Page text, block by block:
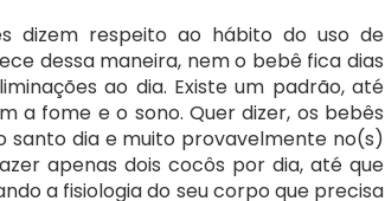
dizem respeito ao hábito do uso de
dessa maneira, nem o bebê fica dias
ao dia. Existe um padrão, até
a fome e o sono. Quer dizer, os bebês
santo dia e muito provavelmente no(s)
apenas dois cocôs por dia, até que
a fisiologia do seu corpo que precisa